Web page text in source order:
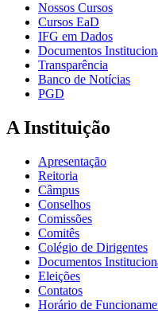
Nossos Cursos
Cursos EaD
IFG em Dados
Documentos
Transparência
Banco de Notícias
PGD
A Instituição
Apresentação
Reitoria
Câmpus
Conselhos
Comissões
Comitês
Colégio de Dirigentes
Documentos
Eleições
Contatos
Horário de